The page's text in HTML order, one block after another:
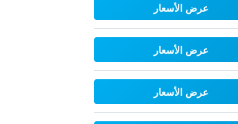
عرض الأسعار
عرض الأسعار
عرض الأسعار